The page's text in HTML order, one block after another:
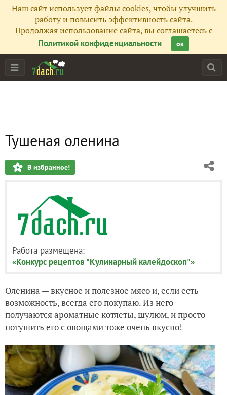
Наш сайт использует файлы cookies, чтобы улучшить
работу и повысить эффективность сайта.
Продолжая использование сайта, вы соглашаетесь с
Политикой конфиденциальности
ок
Тушеная оленина
В избранное!
Работа размещена:
«Конкурс рецептов "Кулинарный калейдоскоп"»
Оленина — вкусное и полезное мясо и, если есть
возможность, всегда его покупаю. Из него
получаются ароматные котлеты, шулюм, и просто
потушить его с овощами тоже очень вкусно!